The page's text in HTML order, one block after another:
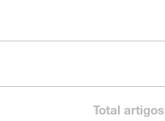
Total artigos